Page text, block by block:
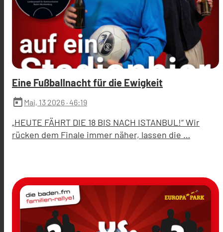
Eine Fußballnacht für die Ewigkeit
today Mai, 13 2026 · 46:19
„HEUTE FÄHRT DIE 18 BIS NACH ISTANBUL!“ Wir
rücken dem Finale immer näher, lassen die …